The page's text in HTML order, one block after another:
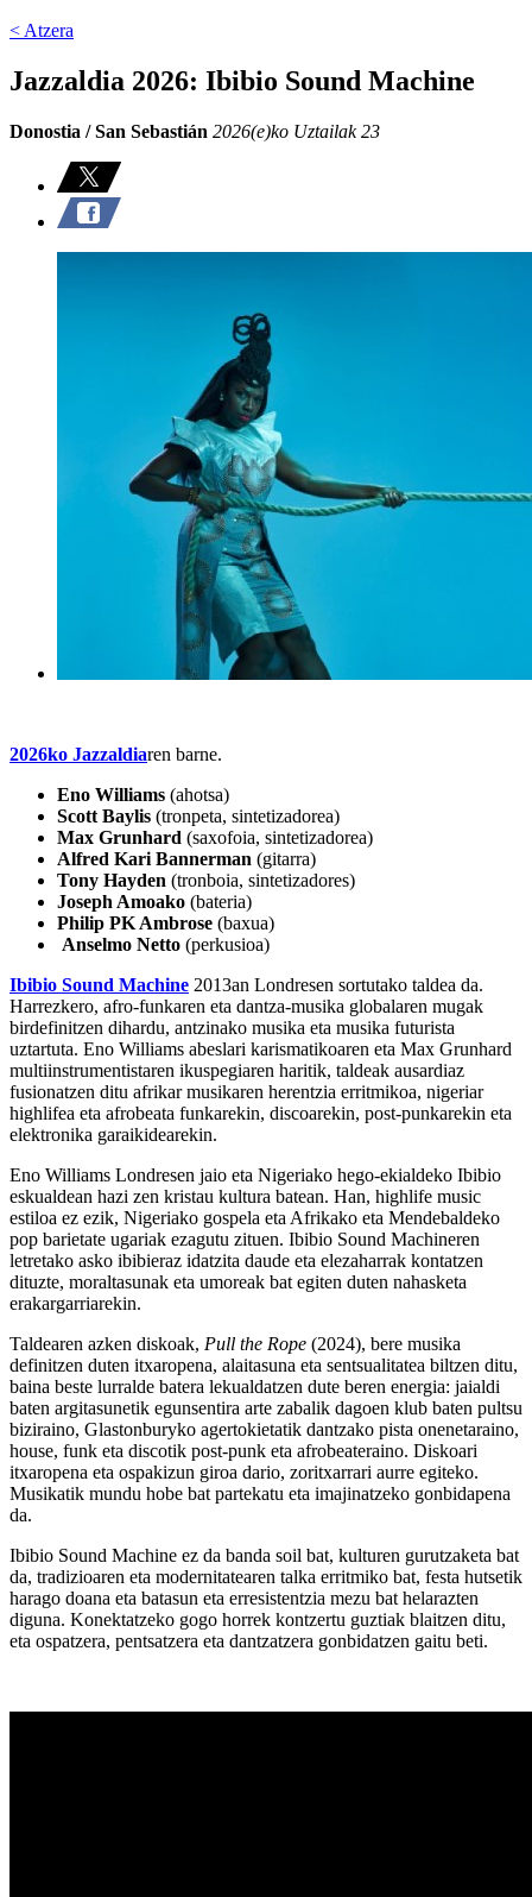
< Atzera
Jazzaldia 2026: Ibibio Sound Machine
Donostia / San Sebastián 2026(e)ko Uztailak 23
2026ko Jazzaldiaren barne.
Eno Williams (ahotsa)
Scott Baylis (tronpeta, sintetizadorea)
Max Grunhard (saxofoia, sintetizadorea)
Alfred Kari Bannerman (gitarra)
Tony Hayden (tronboia, sintetizadores)
Joseph Amoako (bateria)
Philip PK Ambrose (baxua)
Anselmo Netto (perkusioa)
Ibibio Sound Machine 2013an Londresen sortutako taldea da.
Harrezkero, afro-funkaren eta dantza-musika globalaren mugak
birdefinitzen dihardu, antzinako musika eta musika futurista
uztartuta. Eno Williams abeslari karismatikoaren eta Max Grunhard
multiinstrumentistaren ikuspegiaren haritik, taldeak ausardiaz
fusionatzen ditu afrikar musikaren herentzia erritmikoa, nigeriar
highlifea eta afrobeata funkarekin, discoarekin, post-punkarekin eta
elektronika garaikidearekin.
Eno Williams Londresen jaio eta Nigeriako hego-ekialdeko Ibibio
eskualdean hazi zen kristau kultura batean. Han, highlife music
estiloa ez ezik, Nigeriako gospela eta Afrikako eta Mendebaldeko
pop barietate ugariak ezagutu zituen. Ibibio Sound Machineren
letretako asko ibibieraz idatzita daude eta elezaharrak kontatzen
dituzte, moraltasunak eta umoreak bat egiten duten nahasketa
erakargarriarekin.
Taldearen azken diskoak, Pull the Rope (2024), bere musika
definitzen duten itxaropena, alaitasuna eta sentsualitatea biltzen ditu,
baina beste lurralde batera lekualdatzen dute beren energia: jaialdi
baten argitasunetik egunsentira arte zabalik dagoen klub baten pultsu
biziraino, Glastonburyko agertokietatik dantzako pista onenetaraino,
house, funk eta discotik post-punk eta afrobeateraino. Diskoari
itxaropena eta ospakizun giroa dario, zoritxarrari aurre egiteko.
Musikatik mundu hobe bat partekatu eta imajinatzeko gonbidapena
da.
Ibibio Sound Machine ez da banda soil bat, kulturen gurutzaketa bat
da, tradizioaren eta modernitatearen talka erritmiko bat, festa hutsetik
harago doana eta batasun eta erresistentzia mezu bat helarazten
diguna. Konektatzeko gogo horrek kontzertu guztiak blaitzen ditu,
eta ospatzera, pentsatzera eta dantzatzera gonbidatzen gaitu beti.